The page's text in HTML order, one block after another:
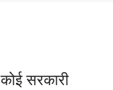
सरकारी